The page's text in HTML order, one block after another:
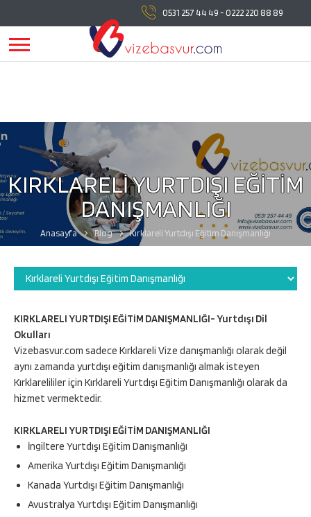
tüm vize başvuru işlemlerinde
yanınızda!vizebasvur.comgünümüzün sürekli değişen
koşullarına uygun olarak farklı alanlarda hizmet vermeye,
hizmetlerine yeni konular eklemeye devam ediyor.
0531 257 44 49 - 0222 220 88 89
KIRKLARELİ YURTDIŞI EĞİTİM
DANIŞMANLIĞI
Anasayfa Blog Kırklareli Yurtdışı Eğitim Danışmanlığı
KIRKLARELI YURTDIŞI EĞİTİM DANIŞMANLIĞI- Yurtdışı Dil
Okulları
Vizebasvur.com sadece Kırklareli Vize danışmanlığı olarak değil
aynı zamanda yurtdışı eğitim danışmanlığı almak isteyen
Kırklarelililer için Kırklareli Yurtdışı Eğitim Danışmanlığı olarak da
hizmet vermektedir.
KIRKLARELI YURTDIŞI EĞİTİM DANIŞMANLIĞI
İngiltere Yurtdışı Eğitim Danışmanlığı
Amerika Yurtdışı Eğitim Danışmanlığı
Kanada Yurtdışı Eğitim Danışmanlığı
Avustralya Yurtdışı Eğitim Danışmanlığı